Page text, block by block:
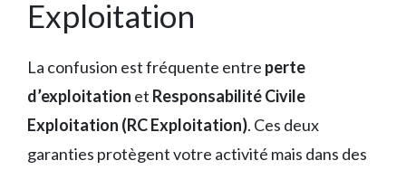
Exploitation
La confusion est fréquente entre perte
d’exploitation et Responsabilité Civile
Exploitation (RC Exploitation). Ces deux
garanties protègent votre activité mais dans des